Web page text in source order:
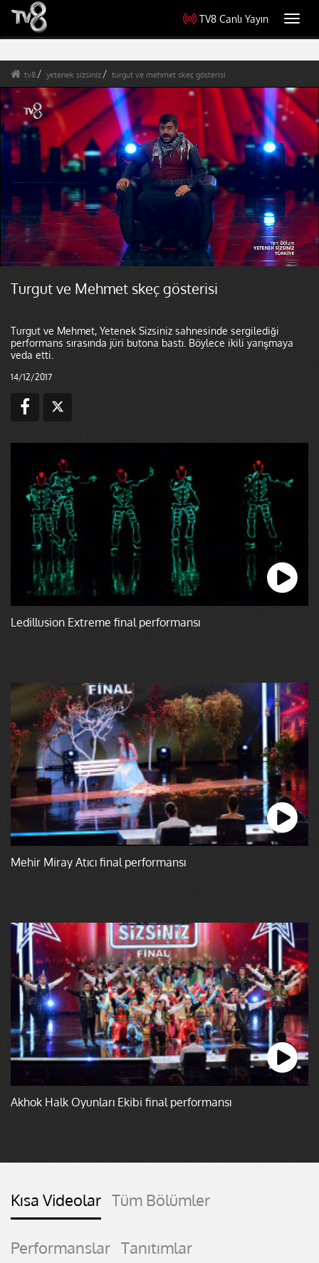
TV8 Canlı Yayın
tv8 yetenek sizsiniz turgut ve mehmet skeç gösterisi
Turgut ve Mehmet skeç gösterisi
Turgut ve Mehmet, Yetenek Sizsiniz sahnesinde sergilediği
performans sırasında jüri butona bastı. Böylece ikili yarışmaya
veda etti.
14/12/2017
Ledillusion Extreme final performansı
Mehir Miray Atıcı final performansı
Akhok Halk Oyunları Ekibi final performansı
Kısa Videolar Tüm Bölümler
Performanslar Tanıtımlar